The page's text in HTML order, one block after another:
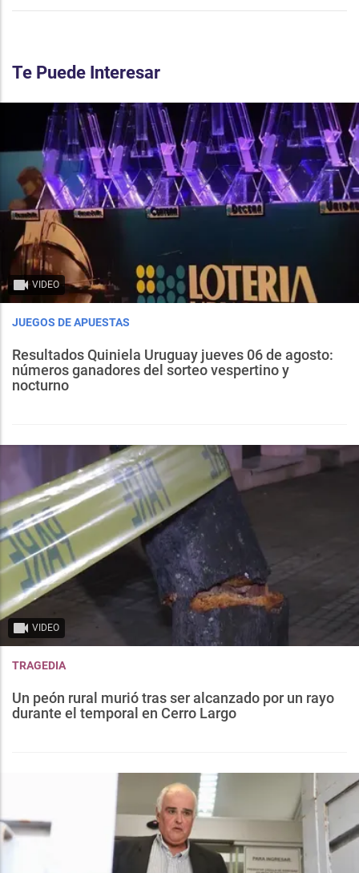
Te Puede Interesar
VIDEO
JUEGOS DE APUESTAS
Resultados Quiniela Uruguay jueves 06 de agosto:
números ganadores del sorteo vespertino y
nocturno
VIDEO
TRAGEDIA
Un peón rural murió tras ser alcanzado por un rayo
durante el temporal en Cerro Largo